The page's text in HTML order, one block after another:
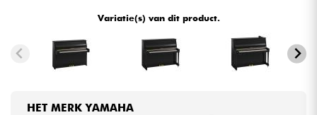
Sets
Bekijk onze merken
Variatie(s) van dit product.
HET MERK YAMAHA